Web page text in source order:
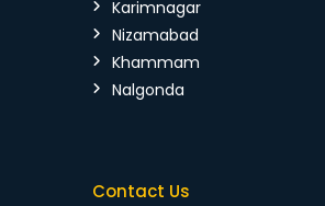
Karimnagar
Nizamabad
Khammam
Nalgonda
Contact Us